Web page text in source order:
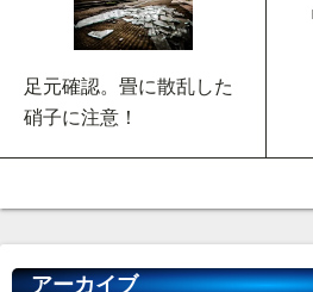
足元確認。畳に散乱した
硝子に注意！
アーカイブ